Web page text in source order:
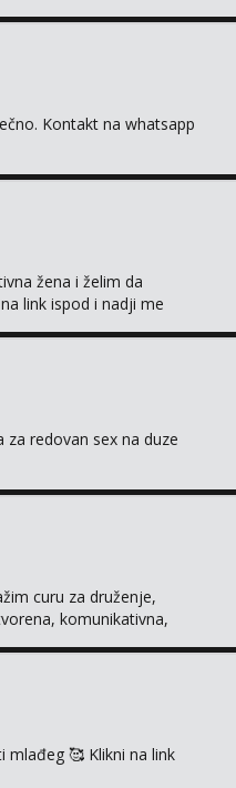
Kontakt na whatsapp
žena i želim da
link ispod i nadji me
redovan sex na duze
curu za druženje,
komunikativna,
mlađeg 🥰 Klikni na link